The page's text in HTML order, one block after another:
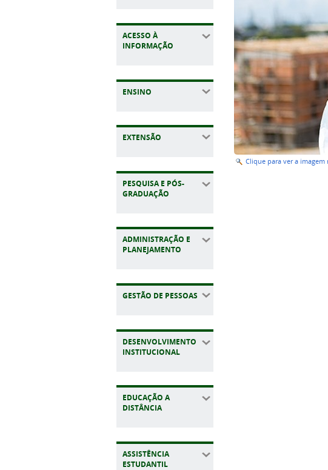
ACESSO À
INFORMAÇÃO
ENSINO
EXTENSÃO
PESQUISA E PÓS-
GRADUAÇÃO
ADMINISTRAÇÃO E
PLANEJAMENTO
GESTÃO DE PESSOAS
DESENVOLVIMENTO
INSTITUCIONAL
EDUCAÇÃO A
DISTÂNCIA
ASSISTÊNCIA
ESTUDANTIL
Clique para ver a